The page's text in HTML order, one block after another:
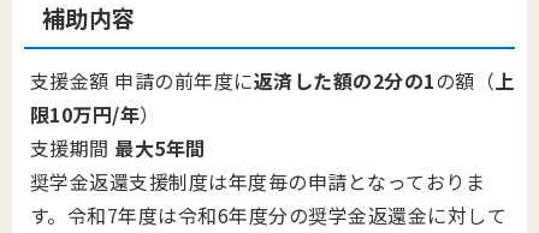
補助内容
支援金額 申請の前年度に返済した額の2分の1の額（上
限10万円/年）
支援期間 最大5年間
奨学金返還支援制度は年度毎の申請となっておりま
す。令和7年度は令和6年度分の奨学金返還金に対して